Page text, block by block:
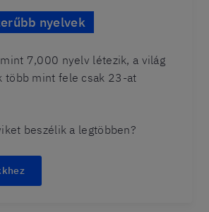
nyelvek
7,000 nyelv létezik, a világ
több mint fele csak 23-at
beszélik a legtöbben?